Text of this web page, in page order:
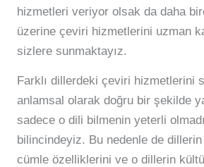
hizmetleri veriyor olsak da daha
üzerine çeviri hizmetlerini uzman
sizlere sunmaktayız.
Farklı dillerdeki çeviri hizmetlerini
anlamsal olarak doğru bir şekilde
sadece o dili bilmenin yeterli
bilincindeyiz. Bu nedenle de dillerin
cümle özelliklerini ve o dillerin